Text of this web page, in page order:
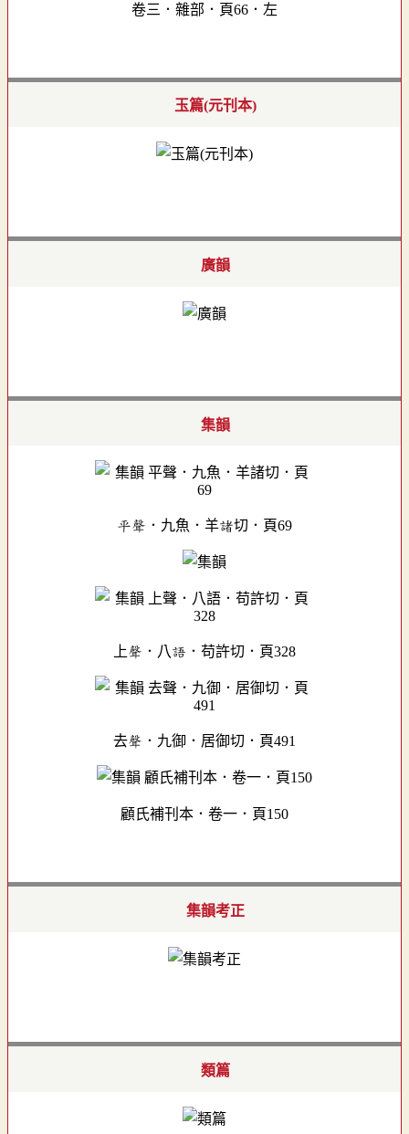
卷三．雜部．頁66．左
玉篇(元刊本)
廣韻
集韻
平聲．九魚．羊諸切．頁69
上聲．八語．苟許切．頁328
去聲．九御．居御切．頁491
顧氏補刊本．卷一．頁150
集韻考正
類篇